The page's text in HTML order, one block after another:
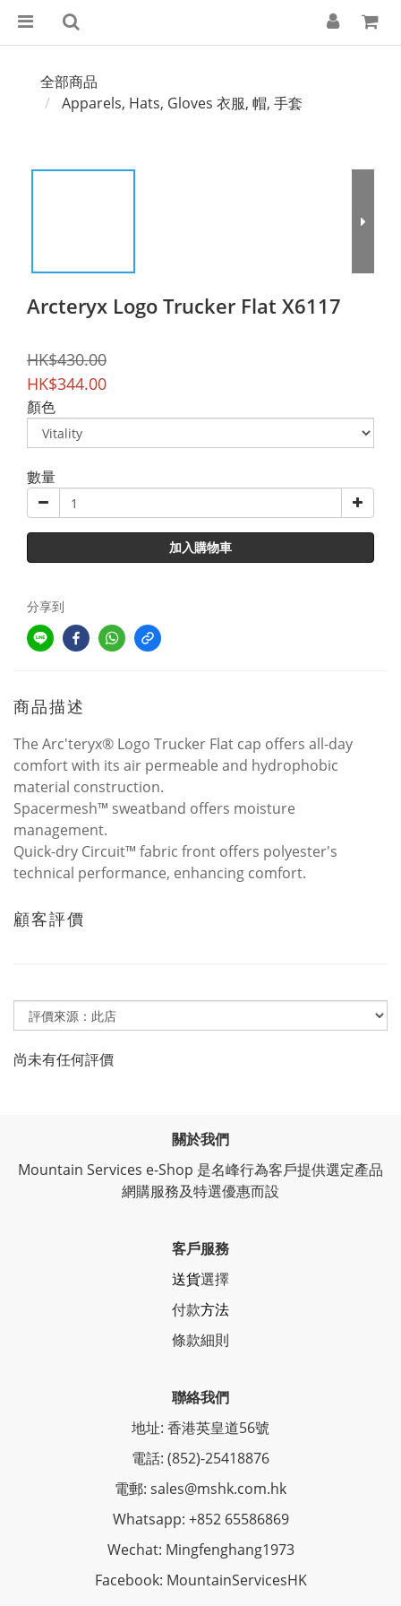
全部商品
Apparels, Hats, Gloves 衣服, 帽, 手套
Arcteryx Logo Trucker Flat X6117
HK$430.00
HK$344.00
顏色
數量
加入購物車
分享到
商品描述
The Arc'teryx® Logo Trucker Flat cap offers all-day
comfort with its air permeable and hydrophobic
material construction.
Spacermesh™ sweatband offers moisture
management.
Quick-dry Circuit™ fabric front offers polyester's
technical performance, enhancing comfort.
顧客評價
尚未有任何評價
關於我們
Mountain Services e-Shop 是名峰行為客戶提供選定產品
網購服務及特選優惠而設
客戶服務
送貨選擇
付款方法
條款細則
聯絡我們
地址: 香港英皇道56號
電話: (852)-25418876
電郵: sales@mshk.com.hk
Whatsapp: +852 65586869
Wechat: Mingfenghang1973
Facebook: MountainServicesHK